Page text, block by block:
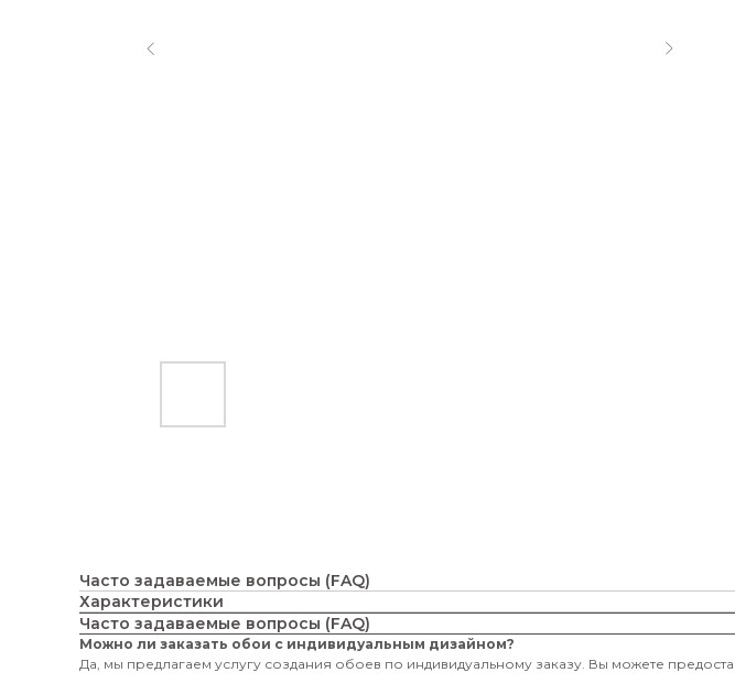
Часто задаваемые вопросы (FAQ)
Характеристики
Часто задаваемые вопросы (FAQ)
Можно ли заказать обои с индивидуальным дизайном?
Да, мы предлагаем услугу создания обоев по индивидуальному заказу. Вы можете